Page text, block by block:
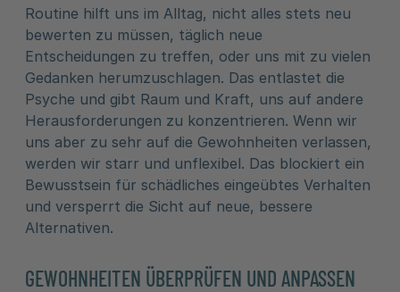
Routine hilft uns im Alltag, nicht alles stets neu
bewerten zu müssen, täglich neue
Entscheidungen zu treffen, oder uns mit zu vielen
Gedanken herumzuschlagen. Das entlastet die
Psyche und gibt Raum und Kraft, uns auf andere
Herausforderungen zu konzentrieren. Wenn wir
uns aber zu sehr auf die Gewohnheiten verlassen,
werden wir starr und unflexibel. Das blockiert ein
Bewusstsein für schädliches eingeübtes Verhalten
und versperrt die Sicht auf neue, bessere
Alternativen.
GEWOHNHEITEN ÜBERPRÜFEN UND ANPASSEN